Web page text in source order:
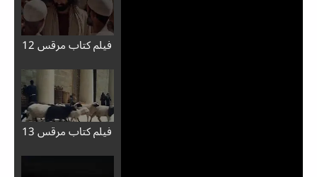
فيلم كتاب مرقس 12
فيلم كتاب مرقس 13